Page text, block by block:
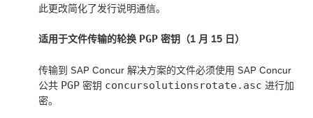
此更改简化了发行说明通信。
适用于文件传输的轮换 PGP 密钥（1 月 15 日）
传输到 SAP Concur 解决方案的文件必须使用 SAP Concur
公共 PGP 密钥 concursolutionsrotate.asc 进行加
密。